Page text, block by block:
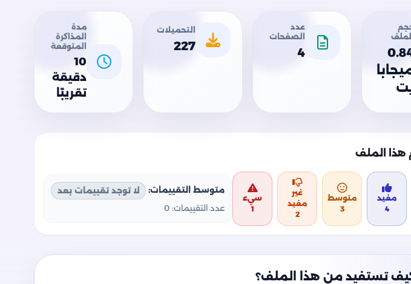
الملف
عدد
الصفحات
4
التحميلات
227
مدة
المذاكرة
المتوقعة
10
دقيقة
تقريبًا
هذا الملف
مفيد
4
متوسط
3
غير
مفيد
2
سيء
1
متوسط التقييمات:
لا توجد تقييمات بعد
عدد التقييمات: 0
تستفيد من هذا الملف؟